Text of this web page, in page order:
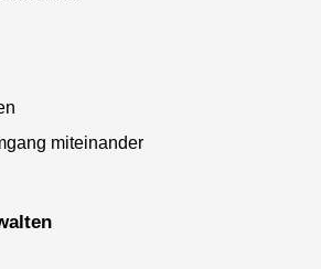
miteinander